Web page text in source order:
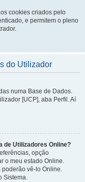
cookies criados pelo
e permitem o pleno
do Utilizador
numa Base de Dados.
[UCP], aba Perfil. Aí
de Utilizadores Online?
opção
o meu estado Online.
poderão vê-lo Online.
Sistema.